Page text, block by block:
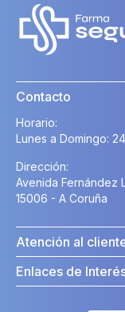
Contacto
Horario:
Lunes a Domingo:
Dirección:
Avenida Fernández
15006 - A Coruña
Atención al
Enlaces de